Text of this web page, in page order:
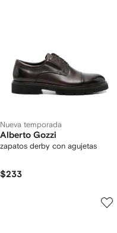
Nueva temporada
Alberto Gozzi
zapatos derby con agujetas
$233